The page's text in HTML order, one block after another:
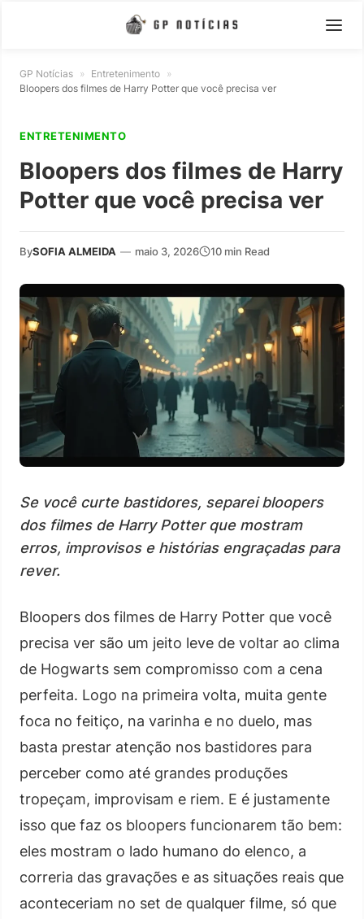
GP Notícias » Entretenimento »
Bloopers dos filmes de Harry Potter que você precisa ver
ENTRETENIMENTO
Bloopers dos filmes de Harry
Potter que você precisa ver
BySOFIA ALMEIDA — maio 3, 2026 10 min Read
Se você curte bastidores, separei bloopers
dos filmes de Harry Potter que mostram
erros, improvisos e histórias engraçadas para
rever.
Bloopers dos filmes de Harry Potter que você
precisa ver são um jeito leve de voltar ao clima
de Hogwarts sem compromisso com a cena
perfeita. Logo na primeira volta, muita gente
foca no feitiço, na varinha e no duelo, mas
basta prestar atenção nos bastidores para
perceber como até grandes produções
tropeçam, improvisam e riem. E é justamente
isso que faz os bloopers funcionarem tão bem:
eles mostram o lado humano do elenco, a
correria das gravações e as situações reais que
aconteceriam no set de qualquer filme, só que